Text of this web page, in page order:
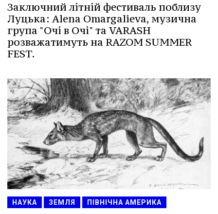
Заключний літній фестиваль поблизу
Луцька: Alena Omargalieva, музична
група "Очі в Очі" та VARASH
розважатимуть на RAZOM SUMMER
FEST.
НАУКА ЗЕМЛЯ ПІВНІЧНА АМЕРИКА